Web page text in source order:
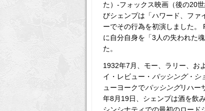
た）-フォックス映画（後の20
びシェンプは「ハワード、ファ
ーでその行為を初演しました。
に自分自身を「3人の失われた
た。
1932年7月、モー、ラリー、お
イ・レビュー・ パッシング・シ
ューヨークでパッシングリハー
年8月19日、シェンプは酒を飲